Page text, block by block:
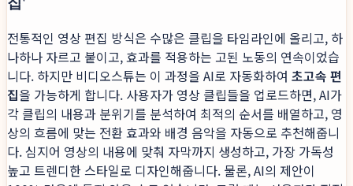
전통적인 영상 편집 방식은 수많은 클립을 타임라인에 올리고, 하
나하나 자르고 붙이고, 효과를 적용하는 고된 노동의 연속이었습
니다. 하지만 비디오스튜는 이 과정을 AI로 자동화하여 초고속 편
집을 가능하게 합니다. 사용자가 영상 클립들을 업로드하면, AI가
각 클립의 내용과 분위기를 분석하여 최적의 순서를 배열하고, 영
상의 흐름에 맞는 전환 효과와 배경 음악을 자동으로 추천해줍니
다. 심지어 영상의 내용에 맞춰 자막까지 생성하고, 가장 가독성
높고 트렌디한 스타일로 디자인해줍니다. 물론, AI의 제안이